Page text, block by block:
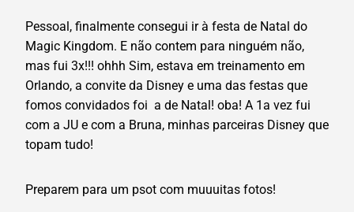
Pessoal, finalmente consegui ir à festa de Natal do
Magic Kingdom. E não contem para ninguém não,
mas fui 3x!!! ohhh Sim, estava em treinamento em
Orlando, a convite da Disney e uma das festas que
fomos convidados foi a de Natal! oba! A 1a vez fui
com a JU e com a Bruna, minhas parceiras Disney que
topam tudo!
Preparem para um psot com muuuitas fotos!